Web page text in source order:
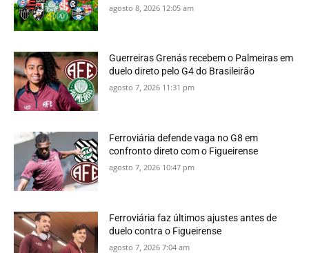
agosto 8, 2026 12:05 am
Guerreiras Grenás recebem o Palmeiras em
duelo direto pelo G4 do Brasileirão
agosto 7, 2026 11:31 pm
Ferroviária defende vaga no G8 em
confronto direto com o Figueirense
agosto 7, 2026 10:47 pm
Ferroviária faz últimos ajustes antes de
duelo contra o Figueirense
agosto 7, 2026 7:04 am